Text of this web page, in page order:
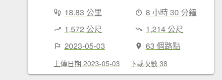
18.83 公里
8 小時 30 分鐘
1,572 公尺
1,214 公尺
2023-05-03
63 個路點
上傳日期 2023-05-03 下載次數 38